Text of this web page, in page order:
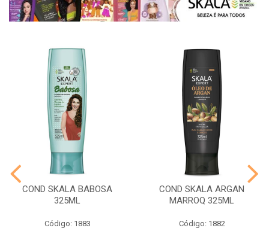
COND SKALA BABOSA
325ML
Código: 1883
COND SKALA ARGAN
MARROQ 325ML
Código: 1882